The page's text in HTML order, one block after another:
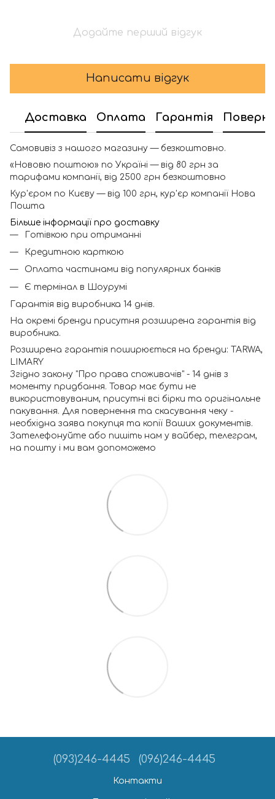
Додайте перший відгук
Написати відгук
Доставка Оплата Гарантія
Самовивіз з нашого магазину — безкоштовно.
«Нововю поштою» по Україні — від 80 грн за
тарифами компанії, від 2500 грн безкоштовно
Кур'єром по Києву — від 100 грн, кур'єр компанії Нова
Пошта
Більше інформації про доставку
Готівкою при отриманні
Кредитною карткою
Оплата частинами від популярних банків
Є термінал в Шоурумі
Гарантія від виробника 14 днів.
На окремі бренди присутня розширена гарантія від
виробника.
Розширена гарантія поширюється на бренди: TARWA,
LIMARY
Згідно закону "Про права споживачів" - 14 днів з
моменту придбання. Товар має бути не
використовуваним, присутні всі бірки та оригінальне
пакування. Для повернення та скасування чеку -
необхідна заява покупця та копії Ваших документів.
Зателефонуйте або пишіть нам у вайбер, телеграм,
на пошту і ми вам допоможемо
(093)246-4445 (096)246-4445
Контакти